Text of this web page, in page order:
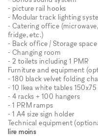
- picture rail hooks
- Modular track lighting
- Catering office
fridge, etc.)
- Back office / Storage space
- Changing room
- 2 toilets including 1 PMR
Furniture and equipment
- 180 black velvet folding
- 10 Ikea white tables 150x75
- 4 racks + 100 hangers
- 1 PRM ramps
- 1 A4 size sign holder
Technical equipment
lire moins